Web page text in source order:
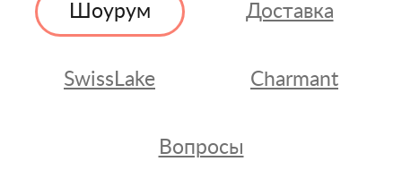
Шоурум Доставка
SwissLake Charmant
Вопросы